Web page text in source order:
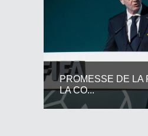
PROMESSE DE LA
LA CO...